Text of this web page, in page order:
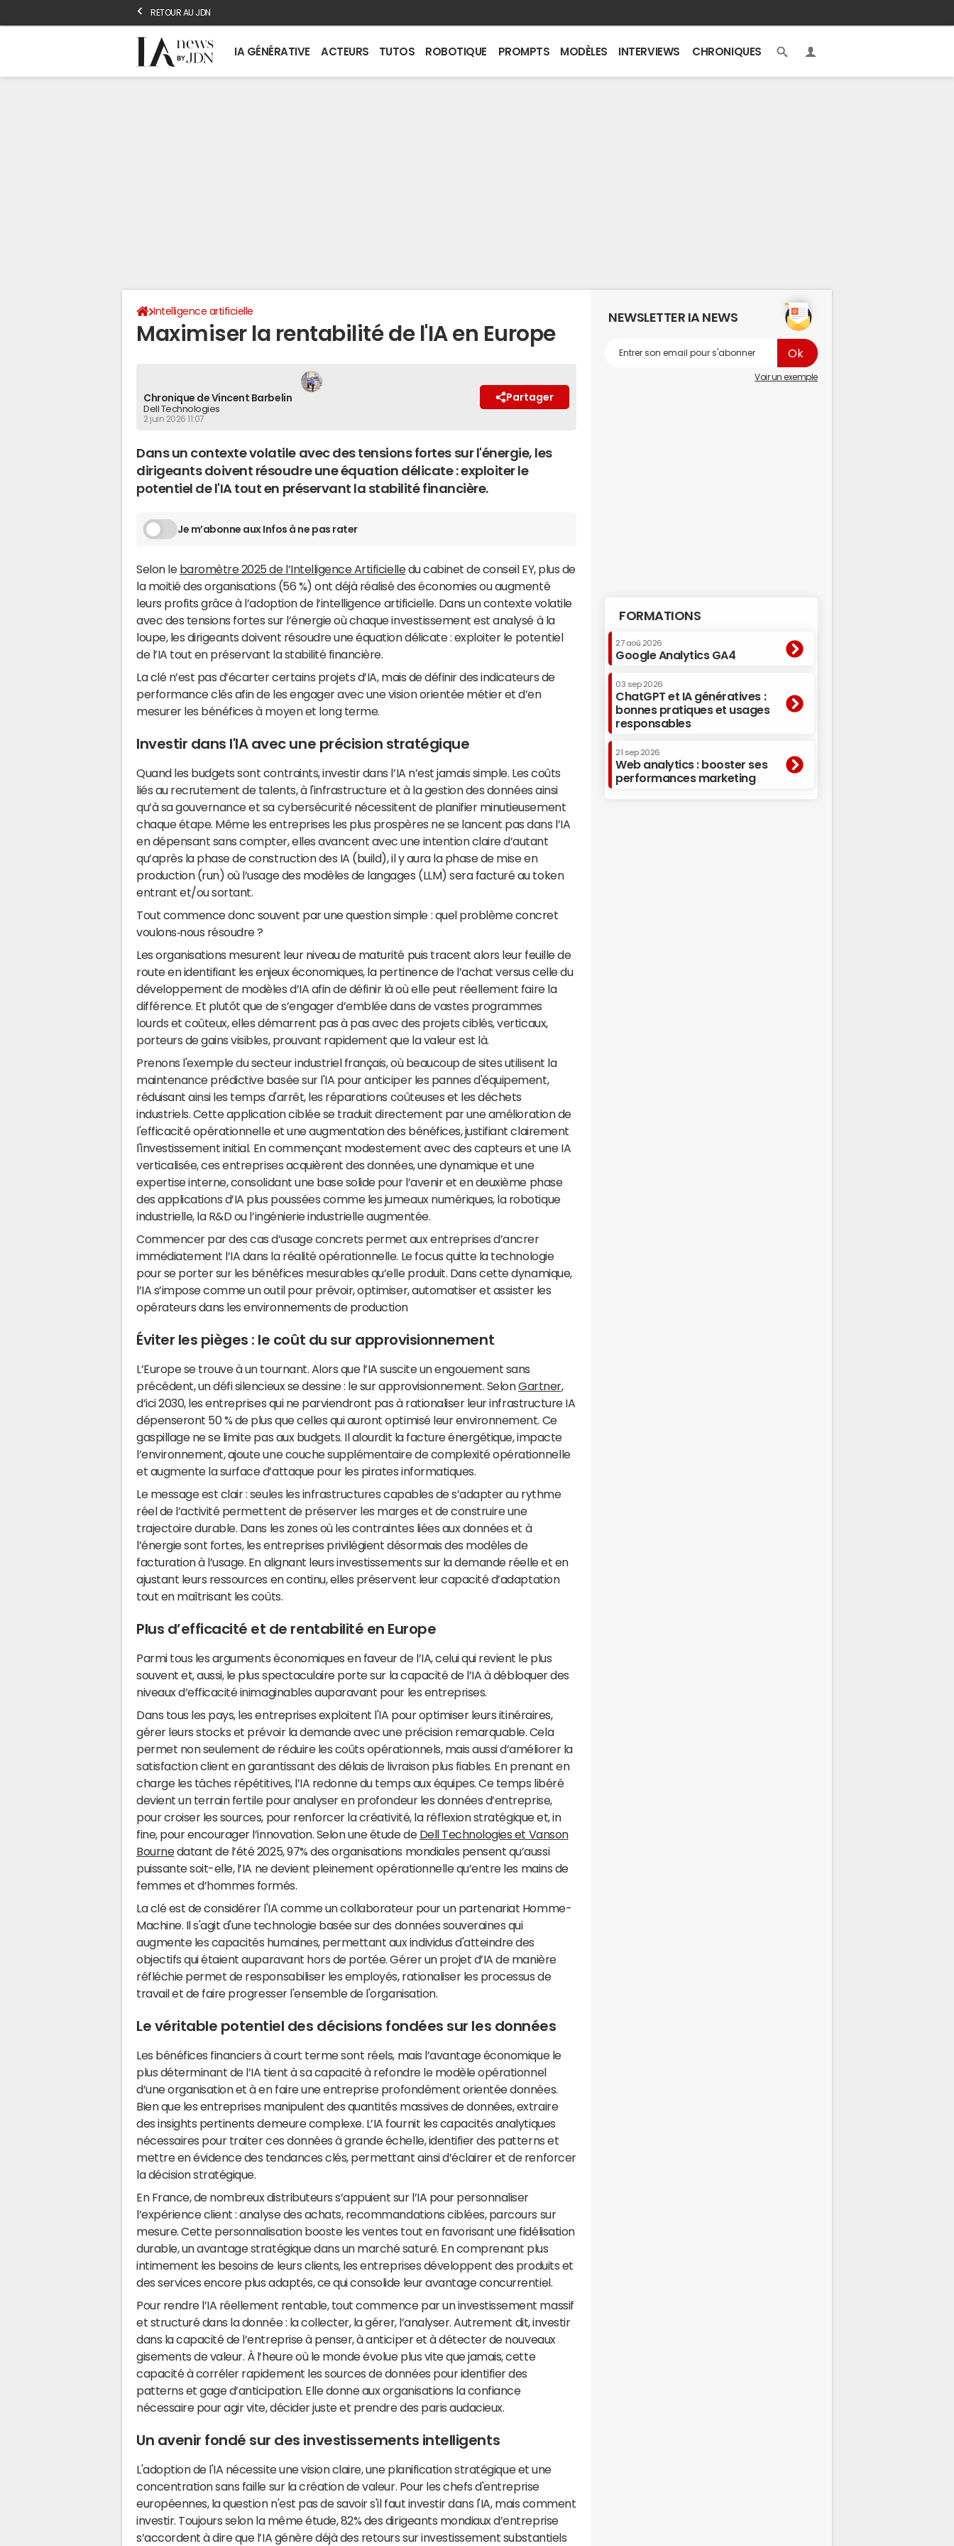
RETOUR AU JDN
IA GÉNÉRATIVE ACTEURS TUTOS ROBOTIQUE PROMPTS MODÈLES INTERVIEWS CHRONIQUES
Intelligence artificielle
Maximiser la rentabilité de l'IA en Europe
Chronique de Vincent Barbelin
Dell Technologies
2 juin 2026 11:07
Partager
Dans un contexte volatile avec des tensions fortes sur l'énergie, les
dirigeants doivent résoudre une équation délicate : exploiter le
potentiel de l'IA tout en préservant la stabilité financière.
Je m’abonne aux Infos à ne pas rater
Selon le baromètre 2025 de l’Intelligence Artificielledu cabinet de conseil EY, plus de
la moitié des organisations (56 %) ont déjà réalisé des économies ou augmenté
leurs profits grâce à l’adoption de l’intelligence artificielle. Dans un contexte volatile
avec des tensions fortes sur l’énergie où chaque investissement est analysé à la
loupe, les dirigeants doivent résoudre une équation délicate : exploiter le potentiel
de l’IA tout en préservant la stabilité financière.
La clé n’est pas d’écarter certains projets d’IA, mais de définir des indicateurs de
performance clés afin de les engager avec une vision orientée métier et d’en
mesurer les bénéfices à moyen et long terme.
Investir dans l'IA avec une précision stratégique
Quand les budgets sont contraints, investir dans l’IA n’est jamais simple. Les coûts
liés au recrutement de talents, à l'infrastructure et à la gestion des données ainsi
qu’à sa gouvernance et sa cybersécurité nécessitent de planifier minutieusement
chaque étape. Même les entreprises les plus prospères ne se lancent pas dans l’IA
en dépensant sans compter, elles avancent avec une intention claire d’autant
qu’après la phase de construction des IA (build), il y aura la phase de mise en
production (run) où l’usage des modèles de langages (LLM) sera facturé au token
entrant et/ou sortant.
Tout commence donc souvent par une question simple : quel problème concret
voulons‑nous résoudre ?
Les organisations mesurent leur niveau de maturité puis tracent alors leur feuille de
route en identifiant les enjeux économiques, la pertinence de l’achat versus celle du
développement de modèles d’IA afin de définir là où elle peut réellement faire la
différence. Et plutôt que de s’engager d’emblée dans de vastes programmes
lourds et coûteux, elles démarrent pas à pas avec des projets ciblés, verticaux,
porteurs de gains visibles, prouvant rapidement que la valeur est là.
Prenons l'exemple du secteur industriel français, où beaucoup de sites utilisent la
maintenance prédictive basée sur l'IA pour anticiper les pannes d'équipement,
réduisant ainsi les temps d'arrêt, les réparations coûteuses et les déchets
industriels. Cette application ciblée se traduit directement par une amélioration de
l'efficacité opérationnelle et une augmentation des bénéfices, justifiant clairement
l'investissement initial. En commençant modestement avec des capteurs et une IA
verticalisée, ces entreprises acquièrent des données, une dynamique et une
expertise interne, consolidant une base solide pour l’avenir et en deuxième phase
des applications d’IA plus poussées comme les jumeaux numériques, la robotique
industrielle, la R&D ou l’ingénierie industrielle augmentée.
Commencer par des cas d’usage concrets permet aux entreprises d’ancrer
immédiatement l’IA dans la réalité opérationnelle. Le focus quitte la technologie
pour se porter sur les bénéfices mesurables qu’elle produit. Dans cette dynamique,
l’IA s’impose comme un outil pour prévoir, optimiser, automatiser et assister les
opérateurs dans les environnements de production
Éviter les pièges : le coût du sur approvisionnement
L’Europe se trouve à un tournant. Alors que l’IA suscite un engouement sans
précédent, un défi silencieux se dessine : le sur approvisionnement. SelonGartner,
d’ici 2030, les entreprises qui ne parviendront pas à rationaliser leur infrastructure IA
dépenseront 50 % de plus que celles qui auront optimisé leur environnement. Ce
gaspillage ne se limite pas aux budgets. Il alourdit la facture énergétique, impacte
l’environnement, ajoute une couche supplémentaire de complexité opérationnelle
et augmente la surface d’attaque pour les pirates informatiques.
Le message est clair : seules les infrastructures capables de s’adapter au rythme
réel de l’activité permettent de préserver les marges et de construire une
trajectoire durable. Dans les zones où les contraintes liées aux données et à
l’énergie sont fortes, les entreprises privilégient désormais des modèles de
facturation à l’usage. En alignant leurs investissements sur la demande réelle et en
ajustant leurs ressources en continu, elles préservent leur capacité d’adaptation
tout en maîtrisant les coûts.
Plus d’efficacité et de rentabilité en Europe
Parmi tous les arguments économiques en faveur de l’IA, celui qui revient le plus
souvent et, aussi, le plus spectaculaire porte sur la capacité de l’IA à débloquer des
niveaux d’efficacité inimaginables auparavant pour les entreprises.
Dans tous les pays, les entreprises exploitent l'IA pour optimiser leurs itinéraires,
gérer leurs stocks et prévoir la demande avec une précision remarquable. Cela
permet non seulement de réduire les coûts opérationnels, mais aussi d’améliorer la
satisfaction client en garantissant des délais de livraison plus fiables. En prenant en
charge les tâches répétitives, l’IA redonne du temps aux équipes. Ce temps libéré
devient un terrain fertile pour analyser en profondeur les données d’entreprise,
pour croiser les sources, pour renforcer la créativité, la réflexion stratégique et, in
fine, pour encourager l’innovation. Selon une étude de Dell Technologies et Vanson
Bournedatant de l’été 2025, 97% des organisations mondiales pensent qu’aussi
puissante soit-elle, l’IA ne devient pleinement opérationnelle qu’entre les mains de
femmes et d’hommes formés.
La clé est de considérer l'IA comme un collaborateur pour un partenariat Homme-
Machine. Il s'agit d'une technologie basée sur des données souveraines qui
augmente les capacités humaines, permettant aux individus d'atteindre des
objectifs qui étaient auparavant hors de portée. Gérer un projet d’IA de manière
réfléchie permet de responsabiliser les employés, rationaliser les processus de
travail et de faire progresser l'ensemble de l'organisation.
Le véritable potentiel des décisions fondées sur les données
Les bénéfices financiers à court terme sont réels, mais l’avantage économique le
plus déterminant de l’IA tient à sa capacité à refondre le modèle opérationnel
d’une organisation et à en faire une entreprise profondément orientée données.
Bien que les entreprises manipulent des quantités massives de données, extraire
des insights pertinents demeure complexe. L’IA fournit les capacités analytiques
nécessaires pour traiter ces données à grande échelle, identifier des patterns et
mettre en évidence des tendances clés, permettant ainsi d’éclairer et de renforcer
la décision stratégique.
En France, de nombreux distributeurs s’appuient sur l’IA pour personnaliser
l’expérience client : analyse des achats, recommandations ciblées, parcours sur
mesure. Cette personnalisation booste les ventes tout en favorisant une fidélisation
durable, un avantage stratégique dans un marché saturé. En comprenant plus
intimement les besoins de leurs clients, les entreprises développent des produits et
des services encore plus adaptés, ce qui consolide leur avantage concurrentiel.
Pour rendre l’IA réellement rentable, tout commence par un investissement massif
et structuré dans la donnée : la collecter, la gérer, l’analyser. Autrement dit, investir
dans la capacité de l’entreprise à penser, à anticiper et à détecter de nouveaux
gisements de valeur. À l’heure où le monde évolue plus vite que jamais, cette
capacité à corréler rapidement les sources de données pour identifier des
patterns et gage d’anticipation. Elle donne aux organisations la confiance
nécessaire pour agir vite, décider juste et prendre des paris audacieux.
Un avenir fondé sur des investissements intelligents
L'adoption de l'IA nécessite une vision claire, une planification stratégique et une
concentration sans faille sur la création de valeur. Pour les chefs d'entreprise
européennes, la question n'est pas de savoir s'il faut investir dans l'IA, mais comment
investir. Toujours selon la même étude, 82% des dirigeants mondiaux d’entreprise
s’accordent à dire que l’IA génère déjà des retours sur investissement substantiels
NEWSLETTER IA NEWS
Voir un exemple
FORMATIONS
27 aoû 2026
Google Analytics GA4
03 sep 2026
ChatGPT et IA génératives :
bonnes pratiques et usages
responsables
21 sep 2026
Web analytics : booster ses
performances marketing